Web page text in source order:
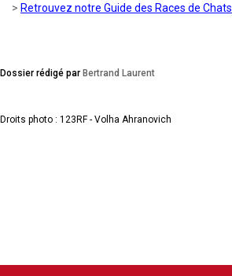
> Retrouvez notre Guide des Races de Chats
Dossier rédigé par Bertrand Laurent
Droits photo : 123RF - Volha Ahranovich